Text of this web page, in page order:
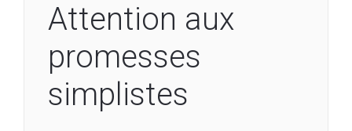
Attention aux
promesses
simplistes